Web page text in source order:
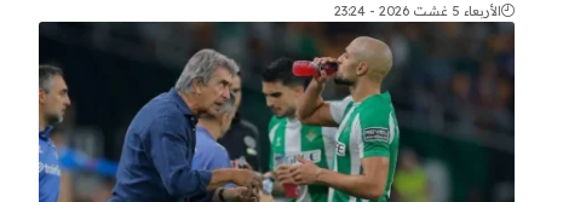
الأربعاء 5 غشت 2026 - 23:24